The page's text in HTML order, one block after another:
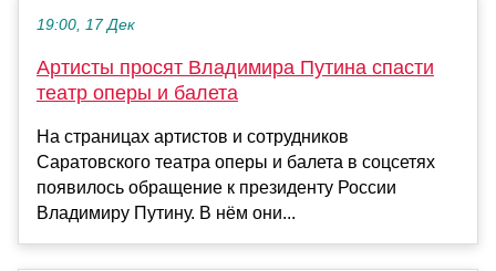
19:00, 17 Дек
Артисты просят Владимира Путина спасти
театр оперы и балета
На страницах артистов и сотрудников
Саратовского театра оперы и балета в соцсетях
появилось обращение к президенту России
Владимиру Путину. В нём они...